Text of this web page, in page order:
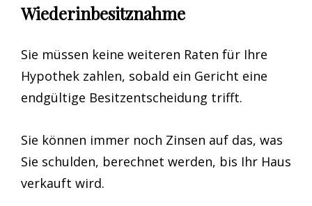
Wiederinbesitznahme
Sie müssen keine weiteren Raten für Ihre
Hypothek zahlen, sobald ein Gericht eine
endgültige Besitzentscheidung trifft.
Sie können immer noch Zinsen auf das, was
Sie schulden, berechnet werden, bis Ihr Haus
verkauft wird.